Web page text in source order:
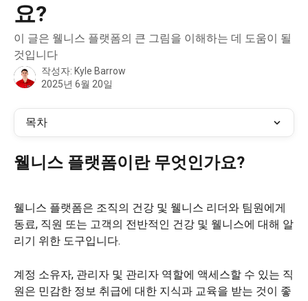
요?
이 글은 웰니스 플랫폼의 큰 그림을 이해하는 데 도움이 될
것입니다
작성자: Kyle Barrow
2025년 6월 20일
목차
웰니스 플랫폼이란 무엇인가요?
웰니스 플랫폼은 조직의 건강 및 웰니스 리더와 팀원에게
동료, 직원 또는 고객의 전반적인 건강 및 웰니스에 대해 알
리기 위한 도구입니다.
계정 소유자, 관리자 및 관리자 역할에 액세스할 수 있는 직
원은 민감한 정보 취급에 대한 지식과 교육을 받는 것이 좋